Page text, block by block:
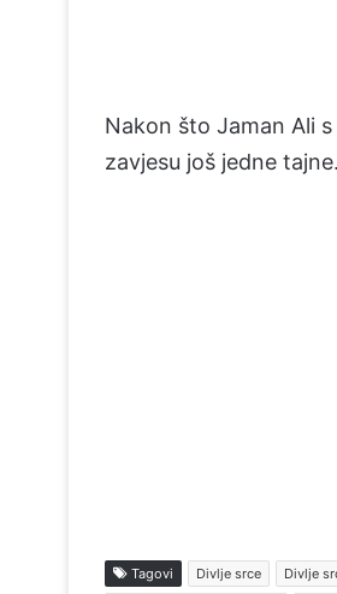
Nakon što Jaman Ali
zavjesu još jedne tajne.
Tagovi Divlje srce Divlje